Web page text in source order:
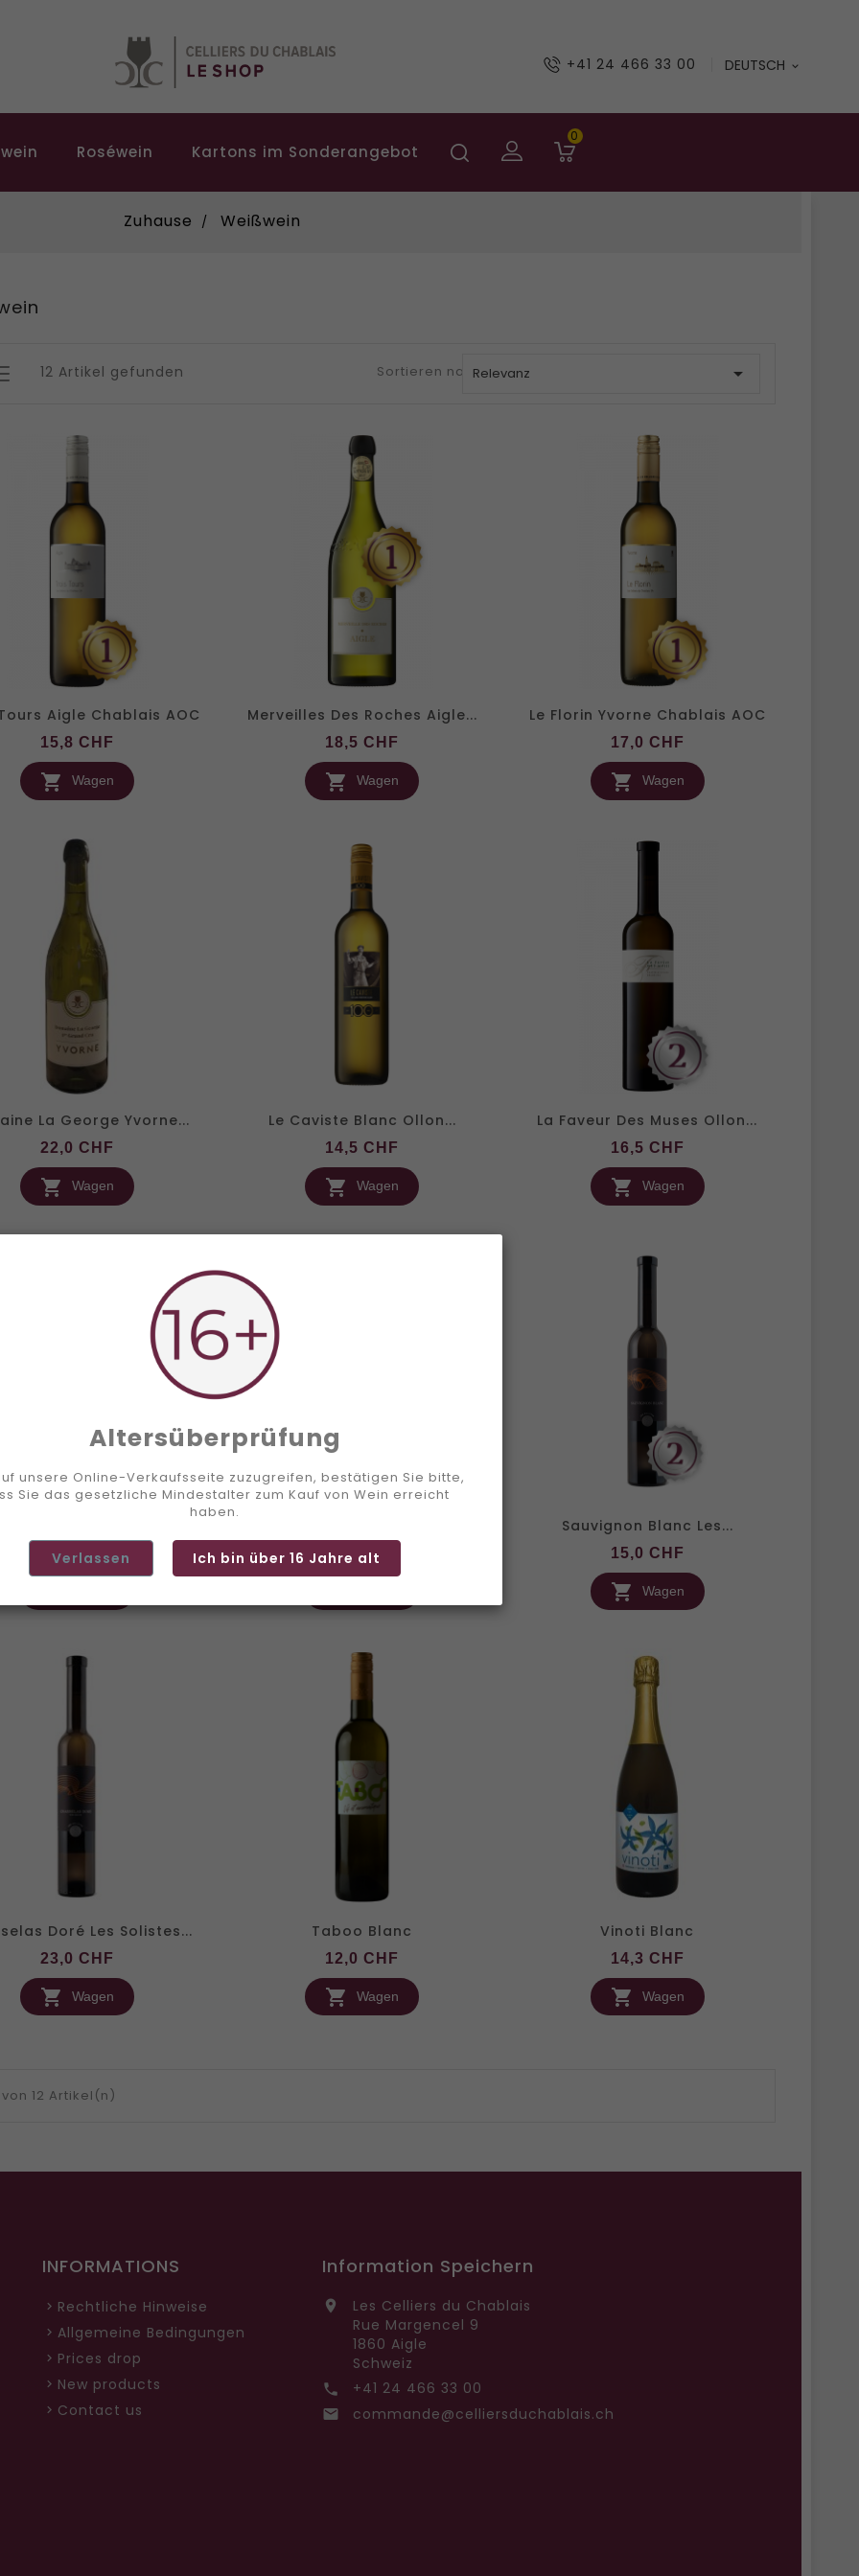
DEUTSCH 
+41 24 466 33 00
Roséwein Kartons im Sonderangebot
0
Zuhause Weißwein
12 Artikel gefunden Sortieren nach:Relevanz 
Aigle Chablais AOC
15,8 CHF
 Wagen
Merveilles Des Roches Aigle...
18,5 CHF
 Wagen
Le Florin Yvorne Chablais AOC
17,0 CHF
 Wagen
La George Yvorne...
22,0 CHF
 Wagen
Le Caviste Blanc Ollon...
14,5 CHF
 Wagen
La Faveur Des Muses Ollon...
16,5 CHF
 Wagen
22,5 CHFPreis 15,0 CHF
Sauvignon Blanc Les...
15,0 CHF
 Wagen
Doré Les Solistes...
23,0 CHF
 Wagen
Taboo Blanc
12,0 CHF
 Wagen
Vinoti Blanc
14,3 CHF
 Wagen
von 12 Artikel(n)
INFORMATIONS
Rechtliche Hinweise
Allgemeine Bedingungen
Prices drop
New products
Contact us
Information Speichern

Les Celliers du Chablais
Rue Margencel 9
1860 Aigle
Schweiz
 +41 24 466 33 00
 commande@celliersduchablais.ch
Altersüberprüfung
unsere Online-Verkaufsseite zuzugreifen, bestätigen Sie bitte,
Sie das gesetzliche Mindestalter zum Kauf von Wein erreicht
haben.
Verlassen Ich bin über 16 Jahre alt